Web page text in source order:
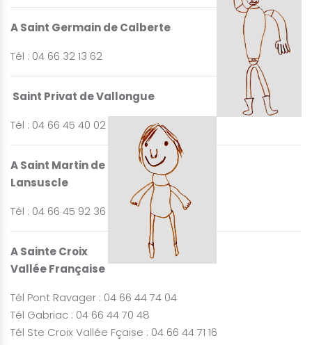
A Saint Germain de Calberte
Tél : 04 66 32 13 62
Saint Privat de Vallongue
Tél : 04 66 45 40 02
A Saint Martin de
Lansuscle
Tél : 04 66 45 92 36
A Sainte Croix
Vallée Française
Tél Pont Ravager : 04 66 44 74 04
Tél Gabriac : 04 66 44 70 48
Tél Ste Croix Vallée Fçaise : 04 66 44 71 16